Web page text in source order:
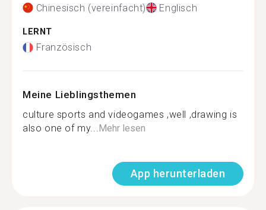
Chinesisch (vereinfacht) Englisch
LERNT
Französisch
Meine Lieblingsthemen
culture sports and videogames ,well ,drawing is
also one of my...Mehr lesen
App herunterladen